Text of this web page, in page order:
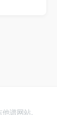
谱网站.